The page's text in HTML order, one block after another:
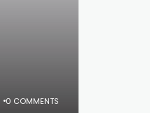
0 COMMENTS